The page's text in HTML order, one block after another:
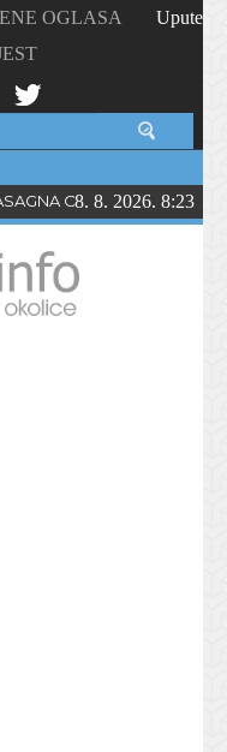
OGLASA
Upute
OBJAVIO NOVI
8. 8. 2026. 8:23